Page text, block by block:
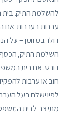
להשלמת התיק. בית
דולר במזומן – על
השלמת התיק, הכסף
דורש. אם בית
חוב או ערבות
לפיו ישלם בעל
מתייצב לבית